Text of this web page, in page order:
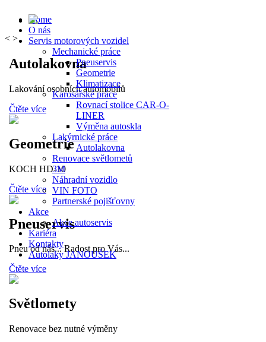
Home
O nás
Servis motorových vozidel
Mechanické práce
Pneuservis
Geometrie
Klimatizace
Karosářské práce
Rovnací stolice CAR-O-
LINER
Výměna autoskla
Lakýrnické práce
Autolakovna
Renovace světlometů
3M
Náhradní vozidlo
VIN FOTO
Partnerské pojišťovny
Akce
Akce autoservis
Kariéra
Kontakty
Autolaky JANOUŠEK
< >
Autolakovna
Lakování osobních automobilů
Čtěte více
Geometrie
KOCH HD-10
Čtěte více
Pneuservis
Pneu od nás... Radost pro Vás...
Čtěte více
Světlomety
Renovace bez nutné výměny